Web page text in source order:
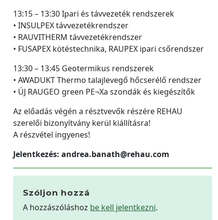
13:15 – 13:30 Ipari és távvezeték rendszerek
• INSULPEX távvezetékrendszer
• RAUVITHERM távvezetékrendszer
• FUSAPEX kötéstechnika, RAUPEX ipari csőrendszer
13:30 – 13:45 Geotermikus rendszerek
• AWADUKT Thermo talajlevegő hőcserélő rendszer
• ÚJ RAUGEO green PE¬Xa szondák és kiegészítők
Az előadás végén a résztvevők részére REHAU
szerelői bizonyítvány kerül kiállításra!
A részvétel ingyenes!
Jelentkezés: andrea.banath@rehau.com
Szóljon hozzá
A hozzászóláshoz be kell jelentkezni.